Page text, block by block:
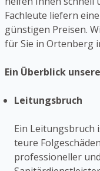
Fachleute liefern
günstigen Preisen.
für Sie in Ortenberg
Ein Überblick
Leitungsbruch
Ein Leitungsbruch
teure
professioneller